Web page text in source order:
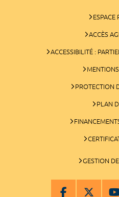
ESPACE
ACCÈS
ACCESSIBILITÉ :
PROTECTION
PLAN
GESTION